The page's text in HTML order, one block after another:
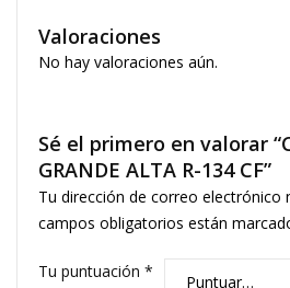
Valoraciones
No hay valoraciones aún.
Sé el primero en valorar
GRANDE ALTA R-134 CF”
Tu dirección de correo electrónico
campos obligatorios están
Tu puntuación *